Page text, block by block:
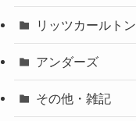
リッツカールトン
アンダーズ
その他・雑記